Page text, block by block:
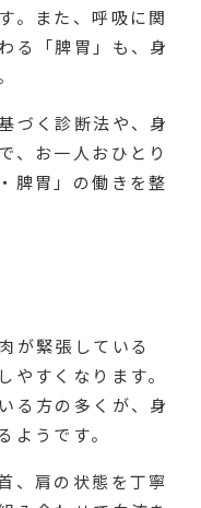
。また、呼吸に関
る「脾胃」も、身
づく診断法や、身
、お一人おひとり
脾胃」の働きを整
が緊張している
やすくなります。
る方の多くが、身
ようです。
、肩の状態を丁寧